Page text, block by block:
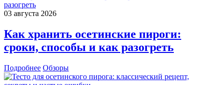
03 августа 2026
Как хранить осетинские пироги:
сроки, способы и как разогреть
Подробнее Обзоры